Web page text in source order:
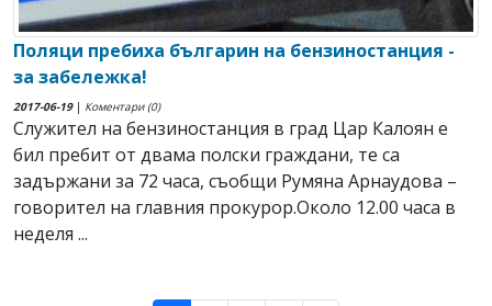
Поляци пребиха българин на бензиностанция -
за забележка!
2017-06-19| Коментари (0)
Служител на бензиностанция в град Цар Калоян е
бил пребит от двама полски граждани, те са
задържани за 72 часа, съобщи Румяна Арнаудова –
говорител на главния прокурор.Около 12.00 часа в
неделя ...